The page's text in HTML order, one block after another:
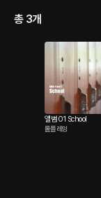
총 3개
앨범01 School
롤플레잉